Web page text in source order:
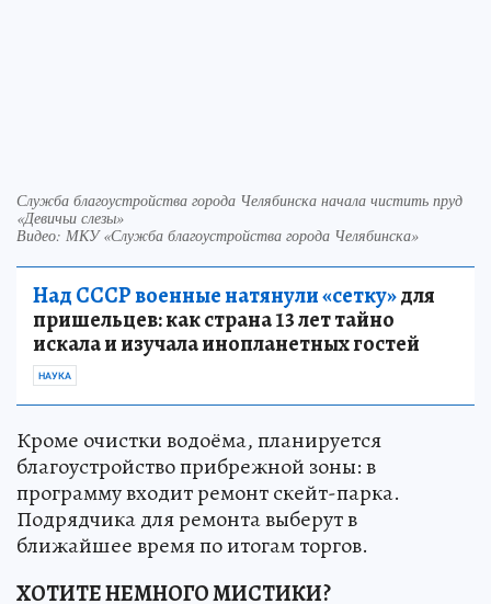
Служба благоустройства города Челябинска начала чистить пруд
«Девичьи слезы»
Видео: МКУ «Служба благоустройства города Челябинска»
Над СССР военные натянули «сетку»для
пришельцев: как страна 13 лет тайно
искала и изучала инопланетных гостей
НАУКА
Кроме очистки водоёма, планируется
благоустройство прибрежной зоны: в
программу входит ремонт скейт-парка.
Подрядчика для ремонта выберут в
ближайшее время по итогам торгов.
ХОТИТЕ НЕМНОГО МИСТИКИ?